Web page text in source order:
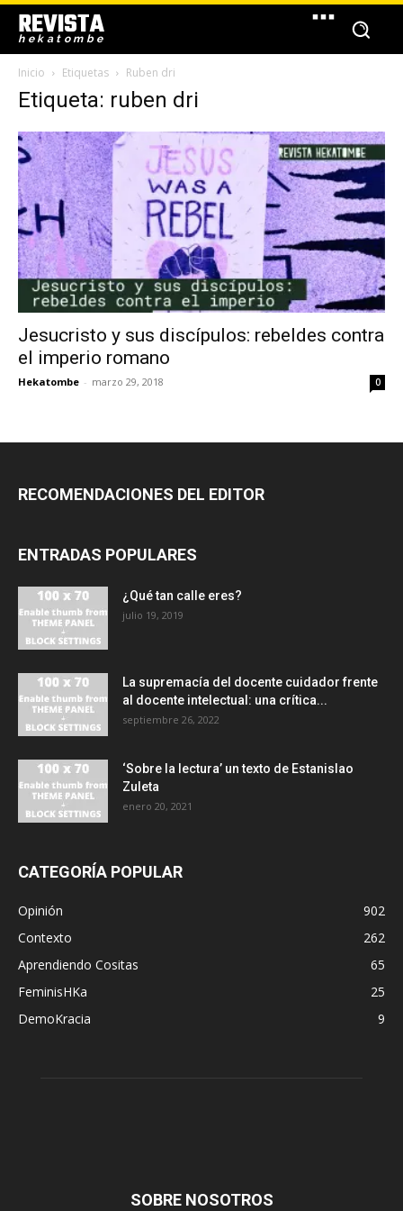
REVISTA
hekatombe
Inicio Etiquetas Ruben dri
Etiqueta: ruben dri
Jesucristo y sus discípulos: rebeldes contra
el imperio romano
Hekatombe - marzo 29, 2018 0
RECOMENDACIONES DEL EDITOR
ENTRADAS POPULARES
¿Qué tan calle eres?
julio 19, 2019
La supremacía del docente cuidador frente
al docente intelectual: una crítica...
septiembre 26, 2022
‘Sobre la lectura’ un texto de Estanislao
Zuleta
enero 20, 2021
CATEGORÍA POPULAR
Opinión
902
Contexto
262
Aprendiendo Cositas
65
FeminisHKa
25
DemoKracia
9
SOBRE NOSOTROS